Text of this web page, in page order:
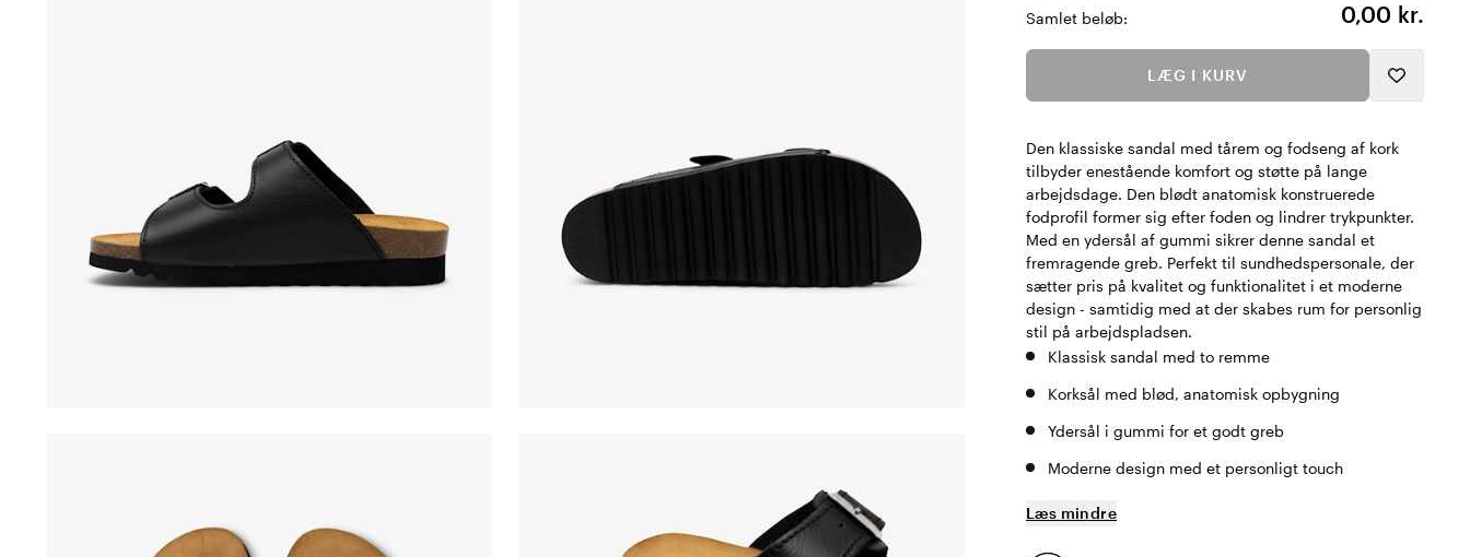
Samlet beløb:
0,00 kr.
LÆG I KURV
Den klassiske sandal med tårem og fodseng af kork
tilbyder enestående komfort og støtte på lange
arbejdsdage. Den blødt anatomisk konstruerede
fodprofil former sig efter foden og lindrer trykpunkter.
Med en ydersål af gummi sikrer denne sandal et
fremragende greb. Perfekt til sundhedspersonale, der
sætter pris på kvalitet og funktionalitet i et moderne
design - samtidig med at der skabes rum for personlig
stil på arbejdspladsen.
Klassisk sandal med to remme
Korksål med blød, anatomisk opbygning
Ydersål i gummi for et godt greb
Moderne design med et personligt touch
Læs mindre